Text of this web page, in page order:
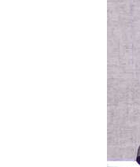
수도권
온열질
강릉에
백운산서
선재도서 해
남자 농구,
여수 오동도